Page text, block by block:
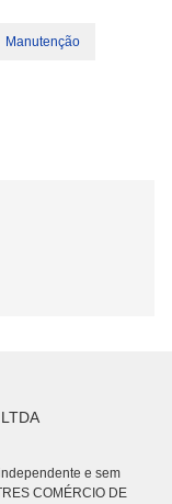
Manutenção
e sem
COMÉRCIO DE